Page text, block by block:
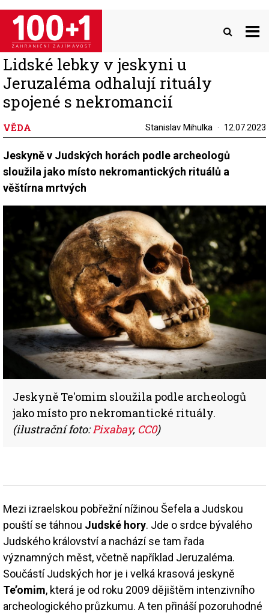
Přejít
hlavnímu
obsahu
Lidské lebky v jeskyni u
Jeruzaléma odhalují rituály
spojené s nekromancií
VĚDA Stanislav Mihulka 12.07.2023
Jeskyně v Judských horách podle archeologů
sloužila jako místo nekromantických rituálů a
věštírna mrtvých
Jeskyně Te'omim sloužila podle archeologů
jako místo pro nekromantické rituály.
(ilustrační foto:Pixabay, CC0)
Mezi izraelskou pobřežní nížinou Šefela a Judskou
pouští se táhnou Judské hory. Jde o srdce bývalého
Judského království a nachází se tam řada
významných měst, včetně například Jeruzaléma.
Součástí Judských hor je i velká krasová jeskyně
Te’omim, která je od roku 2009 dějištěm intenzivního
archeologického průzkumu. A ten přináší pozoruhodné